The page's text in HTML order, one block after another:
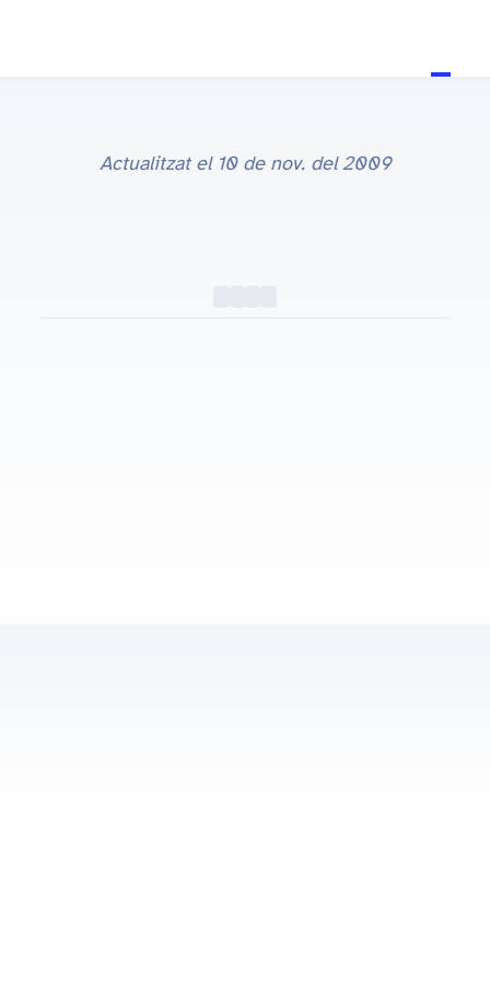
Actualitzat el 10 de nov. del 2009